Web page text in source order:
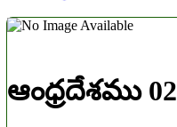
ఆంధ్రదేశము 02